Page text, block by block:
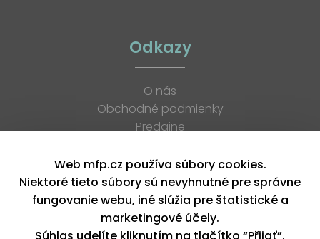
Odkazy
O nás
Obchodné podmienky
Predajne
K stiahnutiu
Blog
Kontakt
Kariéra
XML feed
Web mfp.cz používa súbory cookies.
Niektoré tieto súbory sú nevyhnutné pre správne
fungovanie webu, iné slúžia pre štatistické a
marketingové účely.